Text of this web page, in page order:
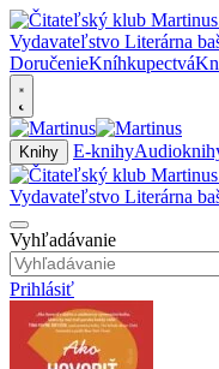
DoručenieKníhkupectvá
Knihy E-knihy
Vyhľadávanie
Prihlásiť